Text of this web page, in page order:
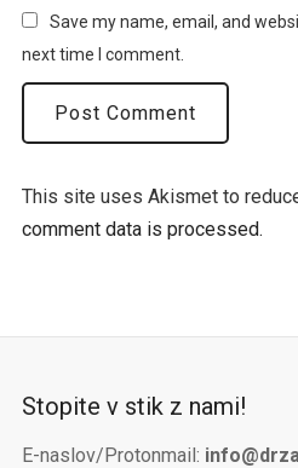
Save my name, email, and
next time I comment.
This site uses Akismet to
comment data is processed.
Stopite v stik z nami!
E-naslov/Protonmail: